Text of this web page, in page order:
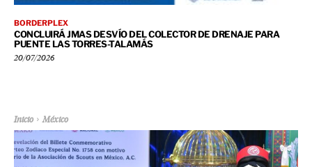
BORDERPLEX
CONCLUIRÁ JMAS DESVÍO DEL COLECTOR DE DRENAJE PARA
PUENTE LAS TORRES-TALAMÁS
20/07/2026